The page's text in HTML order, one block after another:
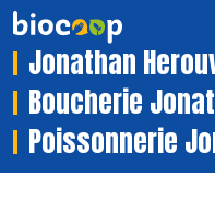
Jonathan
Boucherie
Poissonnerie